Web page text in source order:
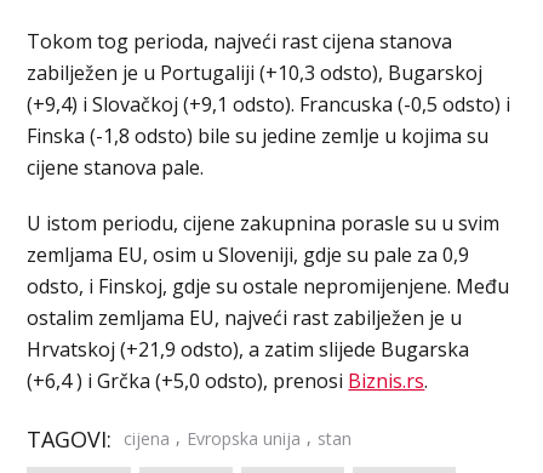
Tokom tog perioda, najveći rast cijena stanova
zabilježen je u Portugaliji (+10,3 odsto), Bugarskoj
(+9,4) i Slovačkoj (+9,1 odsto). Francuska (-0,5 odsto) i
Finska (-1,8 odsto) bile su jedine zemlje u kojima su
cijene stanova pale.
U istom periodu, cijene zakupnina porasle su u svim
zemljama EU, osim u Sloveniji, gdje su pale za 0,9
odsto, i Finskoj, gdje su ostale nepromijenjene. Među
ostalim zemljama EU, najveći rast zabilježen je u
Hrvatskoj (+21,9 odsto), a zatim slijede Bugarska
(+6,4 ) i Grčka (+5,0 odsto), prenosi Biznis.rs.
TAGOVI: cijena , Evropska unija , stan